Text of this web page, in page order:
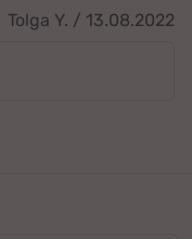
Tolga Y. / 13.08.2022